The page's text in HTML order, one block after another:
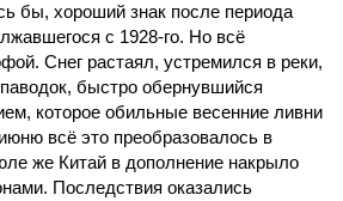
бы, хороший знак после периода
с 1928-го. Но всё
Снег растаял, устремился в реки,
быстро обернувшийся
которое обильные весенние ливни
всё это преобразовалось в
же Китай в дополнение накрыло
Последствия оказались